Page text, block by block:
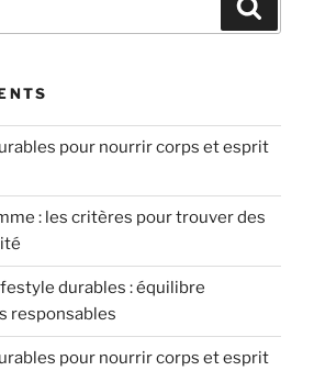
pour nourrir corps et esprit
: les critères pour trouver des
durables : équilibre
responsables
pour nourrir corps et esprit